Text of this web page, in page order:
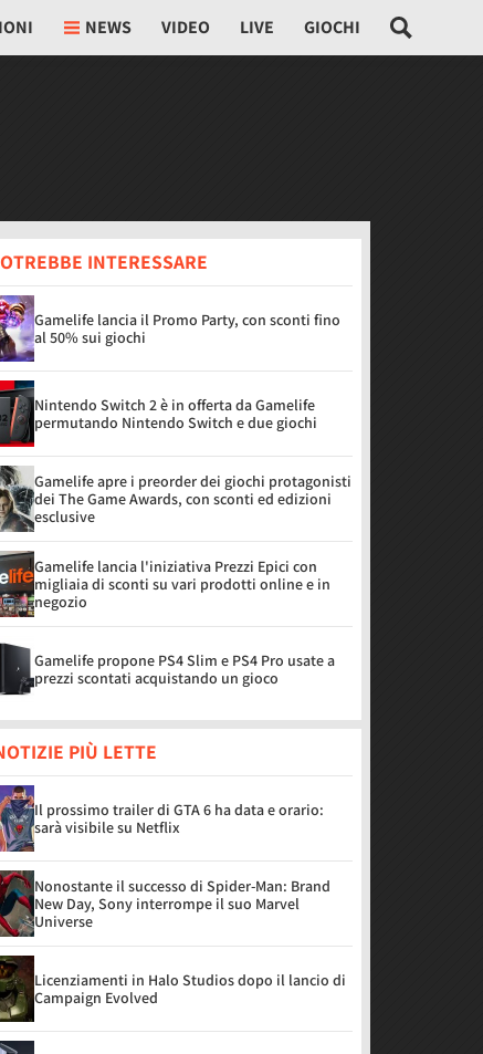
NEWS VIDEO LIVE GIOCHI
INTERESSARE
Gamelife lancia il Promo Party, con sconti fino
al 50% sui giochi
Nintendo Switch 2 è in offerta da Gamelife
permutando Nintendo Switch e due giochi
Gamelife apre i preorder dei giochi protagonisti
dei The Game Awards, con sconti ed edizioni
esclusive
Gamelife lancia l'iniziativa Prezzi Epici con
migliaia di sconti su vari prodotti online e in
negozio
Gamelife propone PS4 Slim e PS4 Pro usate a
prezzi scontati acquistando un gioco
PIÙ LETTE
Il prossimo trailer di GTA 6 ha data e orario:
sarà visibile su Netflix
Nonostante il successo di Spider-Man: Brand
New Day, Sony interrompe il suo Marvel
Universe
Licenziamenti in Halo Studios dopo il lancio di
Campaign Evolved